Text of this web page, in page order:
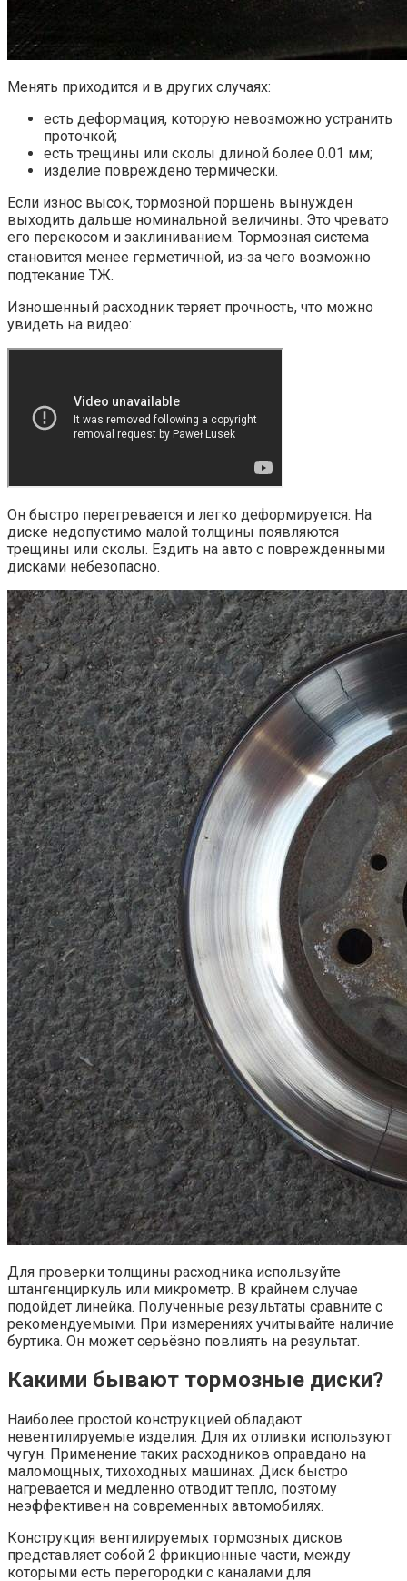
Менять приходится и в других случаях:
есть деформация, которую невозможно устранить
проточкой;
есть трещины или сколы длиной более 0.01 мм;
изделие повреждено термически.
Если износ высок, тормозной поршень вынужден
выходить дальше номинальной величины. Это чревато
его перекосом и заклиниванием. Тормозная система
становится менее герметичной, из‐за чего возможно
подтекание ТЖ.
Изношенный расходник теряет прочность, что можно
увидеть на видео:
Он быстро перегревается и легко деформируется. На
диске недопустимо малой толщины появляются
трещины или сколы. Ездить на авто с поврежденными
дисками небезопасно.
Для проверки толщины расходника используйте
штангенциркуль или микрометр. В крайнем случае
подойдет линейка. Полученные результаты сравните с
рекомендуемыми. При измерениях учитывайте наличие
буртика. Он может серьёзно повлиять на результат.
Какими бывают тормозные диски?
Наиболее простой конструкцией обладают
невентилируемые изделия. Для их отливки используют
чугун. Применение таких расходников оправдано на
маломощных, тихоходных машинах. Диск быстро
нагревается и медленно отводит тепло, поэтому
неэффективен на современных автомобилях.
Конструкция вентилируемых тормозных дисков
представляет собой 2 фрикционные части, между
которыми есть перегородки с каналами для